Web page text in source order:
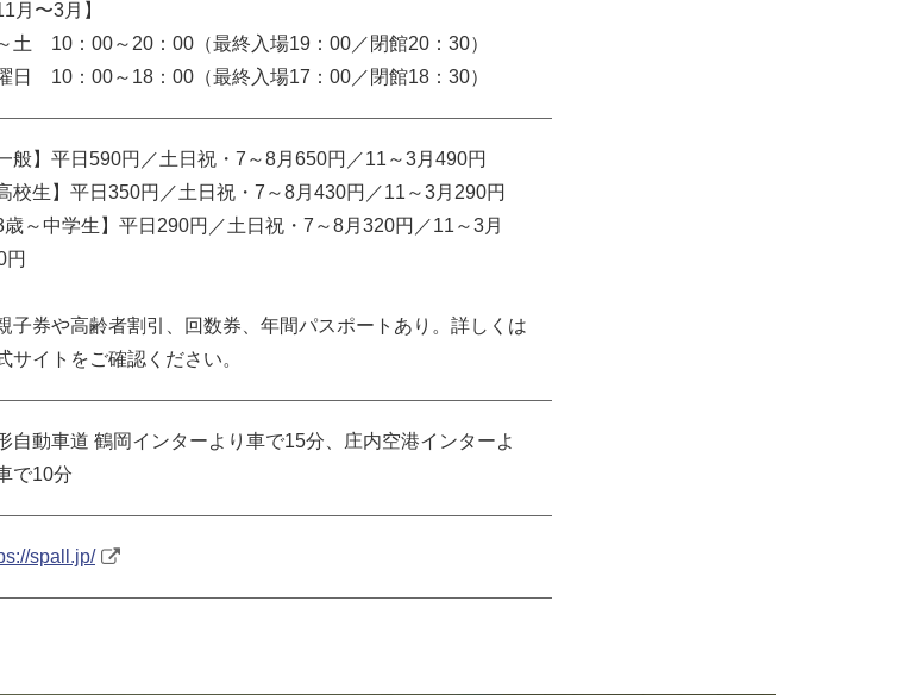
月〜3月】
土 10：00～20：00（最終入場19：00／閉館20：30）
日 10：00～18：00（最終入場17：00／閉館18：30）
一般】平日590円／土日祝・7～8月650円／11～3月490円
高校生】平日350円／土日祝・7～8月430円／11～3月290円
3歳～中学生】平日290円／土日祝・7～8月320円／11～3月
円
子券や高齢者割引、回数券、年間パスポートあり。詳しくは
サイトをご確認ください。
自動車道 鶴岡インターより車で15分、庄内空港インターよ
で10分
spall.jp/